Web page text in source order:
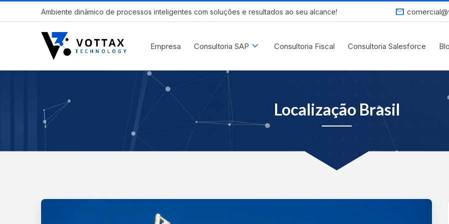
Ambiente dinâmico de processos inteligentes com soluções e resultados ao seu alcance! mail
Empresa Consultoria SAP expand_more Consultoria Fiscal Consultoria Salesforce
Localização Brasil